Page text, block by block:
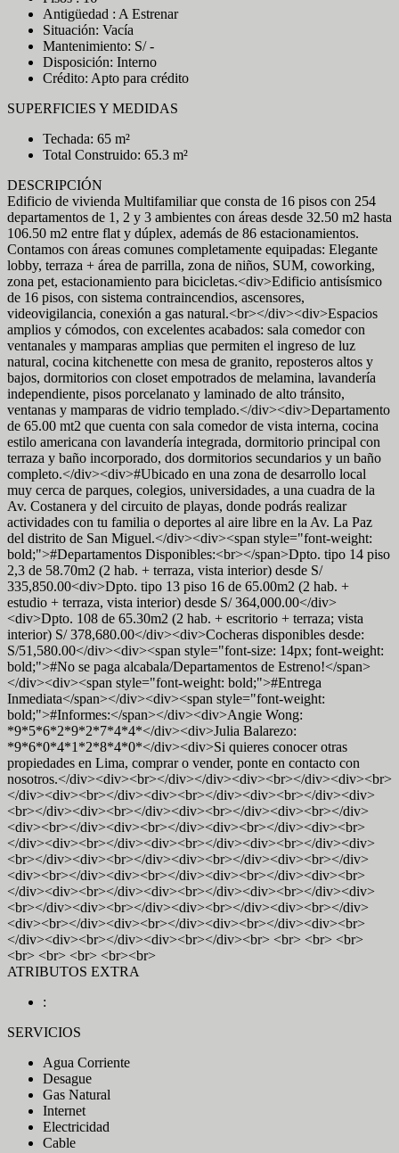
Antigüedad : A Estrenar
Situación: Vacía
Mantenimiento: S/ -
Disposición: Interno
Crédito: Apto para crédito
SUPERFICIES Y MEDIDAS
Techada: 65 m²
Total Construido: 65.3 m²
DESCRIPCIÓN
Edificio de vivienda Multifamiliar que consta de 16 pisos con 254
departamentos de 1, 2 y 3 ambientes con áreas desde 32.50 m2 hasta
106.50 m2 entre flat y dúplex, además de 86 estacionamientos.
Contamos con áreas comunes completamente equipadas: Elegante
lobby, terraza + área de parrilla, zona de niños, SUM, coworking,
zona pet, estacionamiento para bicicletas.<div>Edificio antisísmico
de 16 pisos, con sistema contraincendios, ascensores,
videovigilancia, conexión a gas natural.<br></div><div>Espacios
amplios y cómodos, con excelentes acabados: sala comedor con
ventanales y mamparas amplias que permiten el ingreso de luz
natural, cocina kitchenette con mesa de granito, reposteros altos y
bajos, dormitorios con closet empotrados de melamina, lavandería
independiente, pisos porcelanato y laminado de alto tránsito,
ventanas y mamparas de vidrio templado.</div><div>Departamento
de 65.00 mt2 que cuenta con sala comedor de vista interna, cocina
estilo americana con lavandería integrada, dormitorio principal con
terraza y baño incorporado, dos dormitorios secundarios y un baño
completo.</div><div>#Ubicado en una zona de desarrollo local
muy cerca de parques, colegios, universidades, a una cuadra de la
Av. Costanera y del circuito de playas, donde podrás realizar
actividades con tu familia o deportes al aire libre en la Av. La Paz
del distrito de San Miguel.</div><div><span style="font-weight:
bold;">#Departamentos Disponibles:<br></span>Dpto. tipo 14 piso
2,3 de 58.70m2 (2 hab. + terraza, vista interior) desde S/
335,850.00<div>Dpto. tipo 13 piso 16 de 65.00m2 (2 hab. +
estudio + terraza, vista interior) desde S/ 364,000.00</div>
<div>Dpto. 108 de 65.30m2 (2 hab. + escritorio + terraza; vista
interior) S/ 378,680.00</div><div>Cocheras disponibles desde:
S/51,580.00</div><div><span style="font-size: 14px; font-weight:
bold;">#No se paga alcabala/Departamentos de Estreno!</span>
</div><div><span style="font-weight: bold;">#Entrega
Inmediata</span></div><div><span style="font-weight:
bold;">#Informes:</span></div><div>Angie Wong:
*9*5*6*2*9*2*7*4*4*</div><div>Julia Balarezo:
*9*6*0*4*1*2*8*4*0*</div><div>Si quieres conocer otras
propiedades en Lima, comprar o vender, ponte en contacto con
nosotros.</div><div><br></div></div><div><br></div><div><br>
</div><div><br></div><div><br></div><div><br></div><div>
<br></div><div><br></div><div><br></div><div><br></div>
<div><br></div><div><br></div><div><br></div><div><br>
</div><div><br></div><div><br></div><div><br></div><div>
<br></div><div><br></div><div><br></div><div><br></div>
<div><br></div><div><br></div><div><br></div><div><br>
</div><div><br></div><div><br></div><div><br></div><div>
<br></div><div><br></div><div><br></div><div><br></div>
<div><br></div><div><br></div><div><br></div><div><br>
</div><div><br></div><div><br></div><br> <br> <br> <br>
<br> <br> <br> <br><br>
ATRIBUTOS EXTRA
:
SERVICIOS
Agua Corriente
Desague
Gas Natural
Internet
Electricidad
Cable